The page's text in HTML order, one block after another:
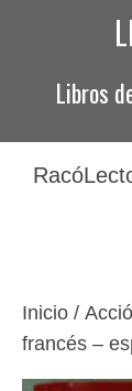
Libros
Inicio /
francés –